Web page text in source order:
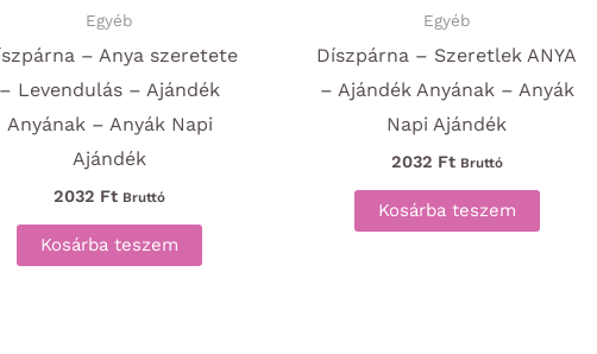
Egyéb
– Anya szeretete
– Levendulás – Ajándék
Anyának – Anyák Napi
Ajándék
2032 Ft Bruttó
Kosárba teszem
Egyéb
Díszpárna – Szeretlek ANYA
– Ajándék Anyának – Anyák
Napi Ajándék
2032 Ft Bruttó
Kosárba teszem